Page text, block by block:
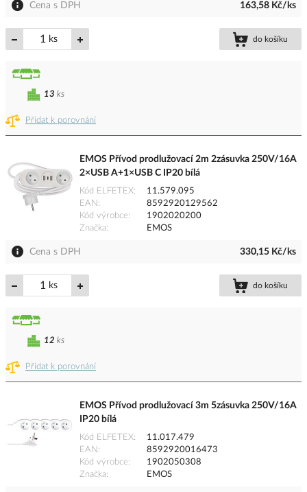
Cena s DPH 163,58 Kč/ks
ks do košíku
Přidat k porovnání
13 ks
EMOS Přívod prodlužovací 2m 2zásuvka 250V/16A
2×USB A+1×USB C IP20 bílá
Kód ELFETEX
11.579.095
EAN
8592920129562
Kód výrobce
1902020200
Značka
EMOS
Cena s DPH 330,15 Kč/ks
ks do košíku
Přidat k porovnání
12 ks
EMOS Přívod prodlužovací 3m 5zásuvka 250V/16A
IP20 bílá
Kód ELFETEX
11.017.479
EAN
8592920016473
Kód výrobce
1902050308
Značka
EMOS